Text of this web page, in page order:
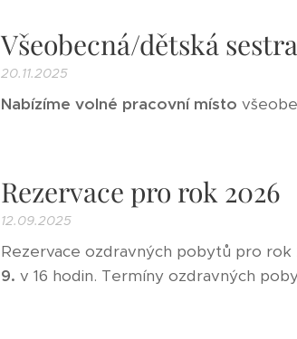
Všeobecná/dětská sestra
20.11.2025
Nabízíme volné pracovní místo
Rezervace pro rok 2026
12.09.2025
Rezervace ozdravných pobytů pro
9. v 16 hodin. Termíny ozdravných